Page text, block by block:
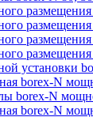
установки
borex-N
borex-N
borex-N